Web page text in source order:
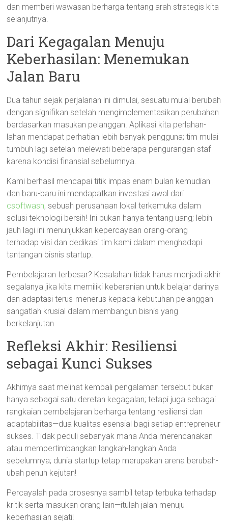
dan memberi wawasan berharga tentang arah strategis kita
selanjutnya.
Dari Kegagalan Menuju
Keberhasilan: Menemukan
Jalan Baru
Dua tahun sejak perjalanan ini dimulai, sesuatu mulai berubah
dengan signifikan setelah mengimplementasikan perubahan
berdasarkan masukan pelanggan. Aplikasi kita perlahan-
lahan mendapat perhatian lebih banyak pengguna; tim mulai
tumbuh lagi setelah melewati beberapa pengurangan staf
karena kondisi finansial sebelumnya.
Kami berhasil mencapai titik impas enam bulan kemudian
dan baru-baru ini mendapatkan investasi awal dari
csoftwash, sebuah perusahaan lokal terkemuka dalam
solusi teknologi bersih! Ini bukan hanya tentang uang; lebih
jauh lagi ini menunjukkan kepercayaan orang-orang
terhadap visi dan dedikasi tim kami dalam menghadapi
tantangan bisnis startup.
Pembelajaran terbesar? Kesalahan tidak harus menjadi akhir
segalanya jika kita memiliki keberanian untuk belajar darinya
dan adaptasi terus-menerus kepada kebutuhan pelanggan
sangatlah krusial dalam membangun bisnis yang
berkelanjutan.
Refleksi Akhir: Resiliensi
sebagai Kunci Sukses
Akhirnya saat melihat kembali pengalaman tersebut bukan
hanya sebagai satu deretan kegagalan; tetapi juga sebagai
rangkaian pembelajaran berharga tentang resiliensi dan
adaptabilitas—dua kualitas esensial bagi setiap entrepreneur
sukses. Tidak peduli sebanyak mana Anda merencanakan
atau mempertimbangkan langkah-langkah Anda
sebelumnya; dunia startup tetap merupakan arena berubah-
ubah penuh kejutan!
Percayalah pada prosesnya sambil tetap terbuka terhadap
kritik serta masukan orang lain—itulah jalan menuju
keberhasilan sejati!